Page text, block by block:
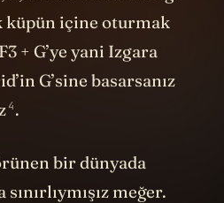
küpün içine oturmak
+ G’ye yani Izgara
G’sine basarsanız
4.
bir dünyada
meğer.